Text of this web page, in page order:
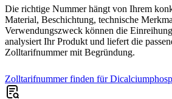
Die richtige Nummer hängt von Ihrem
Material, Beschichtung, technische
Verwendungszweck können die
analysiert Ihr Produkt und liefert die
Zolltarifnummer mit Begründung.
Zolltarifnummer finden für